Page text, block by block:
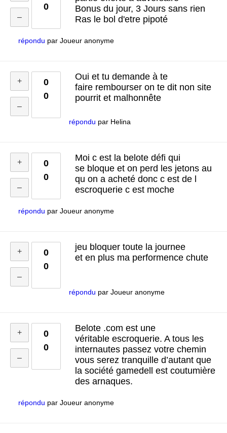
0
Bonus du jour, 3 Jours sans rien
Ras le bol d'etre pipoté
répondu par Joueur anonyme
0
0
Oui et tu demande à te
faire rembourser on te dit non site
pourrit et malhonnête
répondu par Helina
0
0
Moi c est la belote défi qui
se bloque et on perd les jetons au
qu on a acheté donc c est de l
escroquerie c est moche
répondu par Joueur anonyme
0
0
jeu bloquer toute la journee
et en plus ma performence chute
répondu par Joueur anonyme
0
0
Belote .com est une
véritable escroquerie. A tous les
internautes passez votre chemin
vous serez tranquille d’autant que
la société gamedell est coutumière
des arnaques.
répondu par Joueur anonyme